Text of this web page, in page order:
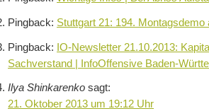
Pingback: Stuttgart 21: 194. Montagsdemo
Pingback: IO-Newsletter 21.10.2013:
Sachverstand | InfoOffensive Baden-
Ilya Shinkarenko sagt:
21. Oktober 2013 um 19:12 Uhr